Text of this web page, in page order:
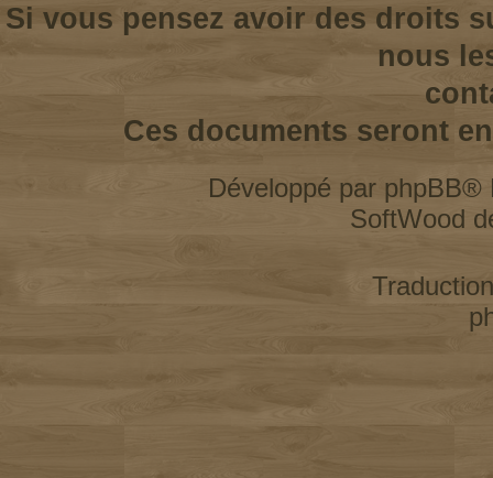
Si vous pensez avoir des droits
nous
Ces documents seront
Développé par phpBB®
SoftWood